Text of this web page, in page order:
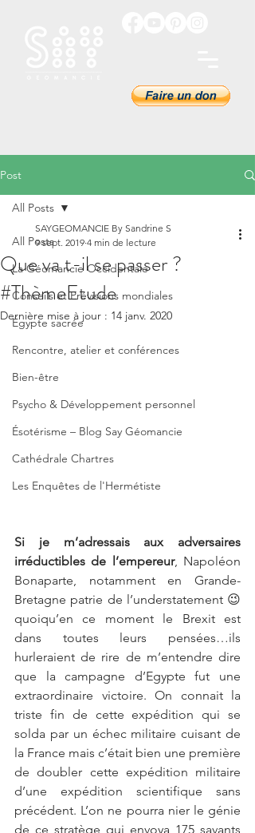
Post
All Posts
La Géomancie Occidentale
Conseils et Prévisions mondiales
Égypte sacrée
Rencontre, atelier et conférences
Bien-être
Psycho & Développement personnel
Ésotérisme – Blog Say Géomancie
Cathédrale Chartres
Les Enquêtes de l'Hermétiste
All Posts
Que va t-il se passer ?
#ThèmeEtude
SAYGEOMANCIE By Sandrine S
9 sept. 2019 4 min de lecture
Dernière mise à jour : 14 janv. 2020
Si je m’adressais aux adversaires
irréductibles de l’empereur, Napoléon
Bonaparte, notamment en Grande-
Bretagne patrie de l’understatement 😉
quoiqu’en ce moment le Brexit est
dans toutes leurs pensées…ils
hurleraient de rire de m’entendre dire
que la campagne d’Egypte fut une
extraordinaire victoire. On connait la
triste fin de cette expédition qui se
solda par un échec militaire cuisant de
la France mais c’était bien une première
de doubler cette expédition militaire
d’une expédition scientifique sans
précédent. L’on ne pourra nier le génie
de ce stratège qui envoya 175 savants